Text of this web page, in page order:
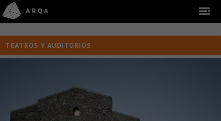
TEATROS Y AUDITORIOS